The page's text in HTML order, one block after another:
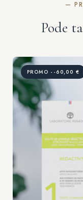
—
Pode
PROMO --60,00 €